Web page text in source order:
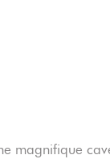
magnifique